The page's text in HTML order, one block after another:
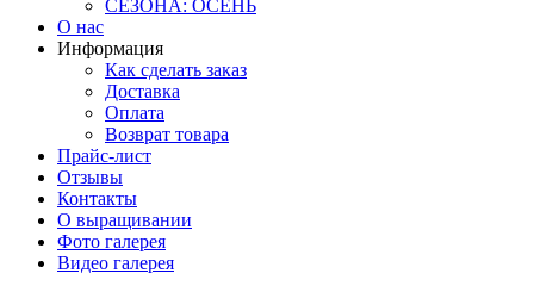
СЕЗОНА: ОСЕНЬ
О нас
Информация
Как сделать заказ
Доставка
Оплата
Возврат товара
Прайс-лист
Отзывы
Контакты
О выращивании
Фото галерея
Видео галерея